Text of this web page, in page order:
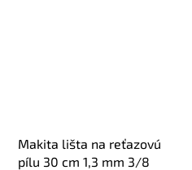
Makita lišta na reťazovú
pílu 30 cm 1,3 mm 3/8